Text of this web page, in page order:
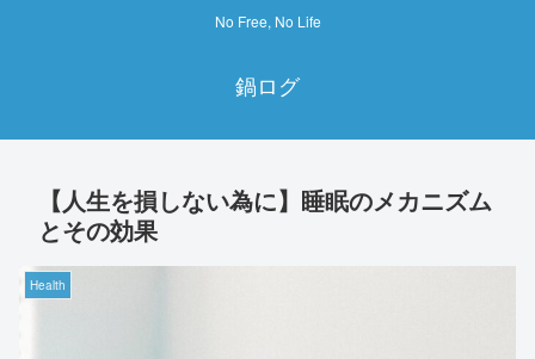
No Free, No Life
鍋ログ
【人生を損しない為に】睡眠のメカニズム
とその効果
Health